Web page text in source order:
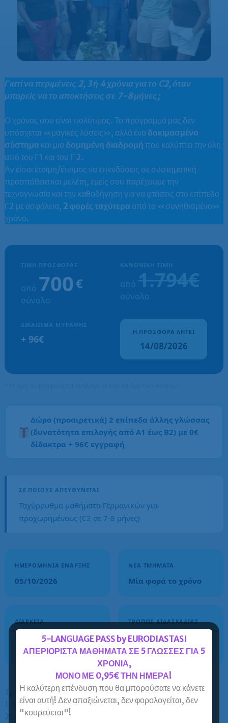
Γιατί να περιμένεις 2, 3 ή 4 χρόνια για το C2, όταν
μπορείς να το αποκτήσεις σε 7-8 μήνες;
Ο χρόνος σου είναι πολύτιμος. Το πρόγραμμά μας δεν
υπόσχεται «μαγικές λύσεις», αλλά ένα δοκιμασμένο
σύστημα και μια δομημένη διαδρομή που καλύπτει την ύλη
από του Γ1 και του Γ 2.
Αν είσαι έτοιμη/έτοιμος να επενδύσεις σε συστηματική
προσπάθεια και μελέτη, εμείς σου παρέχουμε την
τεχνογνωσία και την καθοδήγηση για να φτάσεις στο επίπεδο
Γ2 με ασφάλεια, 2 φορές ταχύτερα από το «συνηθισμένο»
χρόνο.
ΤΙΜΉ ΠΡΟΣΦΟΡΆΣ
από 700 €
σύνολο
ΚΑΝΟΝΙΚΉ ΤΙΜΉ
από 1.794€
σύνολο
ΔΙΚΑΊΩΜΑ ΕΓΓΡΑΦΉΣ
+ 96€
Η ΠΡΟΣΦΟΡΆ ΛΉΓΕΙ
14/08/2026
Δώρο (προαιρετικά) 2 επίπεδα άλλης γλώσσας
(δυνατότητα επιλογής από Α1 έως Β2) με 0€
δίδακτρα + 96€ εγγραφή
ΣΕ ΠΟΙΟΥΣ ΑΠΕΥΘΎΝΕΤΑΙ
Ταχύρρυθμα μαθήματα Γερμανικών για
προχωρημένους (C2 σε 7-8 μήνες)
ΗΜΕΡΟΜΗΝΊΑ ΈΝΑΡΞΗΣ
05/10/2026
ΝΈΑ ΤΜΉΜΑΤΑ
Μία φορά το χρόνο
ΔΙΆΡΚΕΙΑ
7-8 μήνες
ΤΡΌΠΟΣ ΔΙΔΑΣΚΑΛΊΑΣ
Οnline - Δια ζώσης -
Blended
Τρόποι εξόφλησης διδάκτρων:
1. Μετρητά (για ποσά έως 500 €).
2. Με κατάθεση στην Εθνική Τράπεζα ή στην Alpha Bank.
5-LANGUAGE PASS by EURODIASTASI
ΑΠΕΡΙΟΡΙΣΤΑ ΜΑΘΗΜΑΤΑ ΣΕ 5 ΓΛΩΣΣΕΣ ΓΙΑ 5
ΧΡΟΝΙΑ,
ΜΟΝΟ ΜΕ 0,95€ ΤΗΝ ΗΜΕΡΑ!
Η καλύτερη επένδυση που θα μπορούσατε να κάνετε
είναι αυτή! Δεν απαξιώνεται, δεν φορολογείται, δεν
"κουρεύεται"!